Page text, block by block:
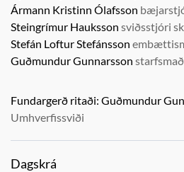
Ármann Kristinn Ólafsson
Steingrímur Hauksson sviðsstjóri
Stefán Loftur Stefánsson
Guðmundur Gunnarsson
Fundargerð ritaði: Guðmundur
Umhverfissviði
Dagskrá